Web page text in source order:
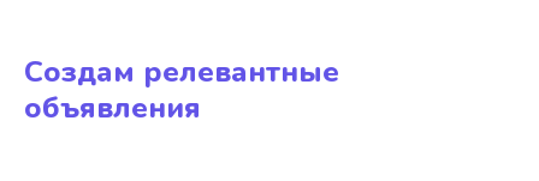
Создам релевантные
объявления